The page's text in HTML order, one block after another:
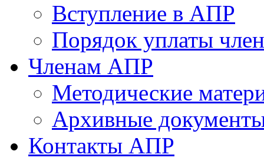
Вступление в АПР
Порядок уплаты
Членам АПР
Методические
Архивные
Контакты АПР